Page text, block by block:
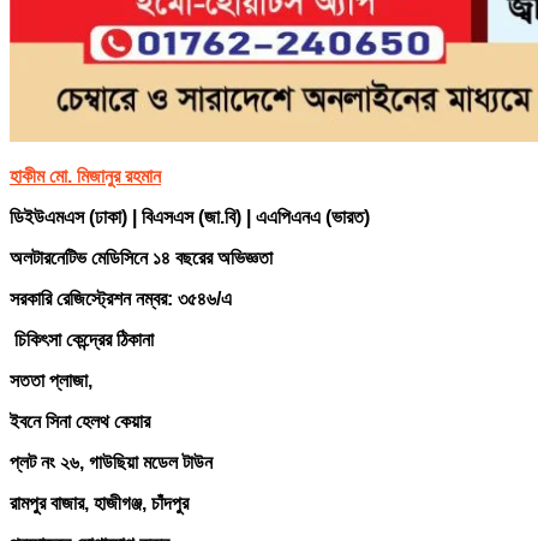
হাকীম মো. মিজানুর রহমান
ডিইউএমএস (ঢাকা) | বিএসএস (জা.বি) | এএপিএনএ (ভারত)
অলটারনেটিভ মেডিসিনে ১৪ বছরের অভিজ্ঞতা
সরকারি রেজিস্ট্রেশন নম্বর: ৩৫৪৬/এ
চিকিৎসা কেন্দ্রের ঠিকানা
সততা প্লাজা,
ইবনে সিনা হেলথ কেয়ার
প্লট নং ২৬, গাউছিয়া মডেল টাউন
রামপুর বাজার, হাজীগঞ্জ, চাঁদপুর